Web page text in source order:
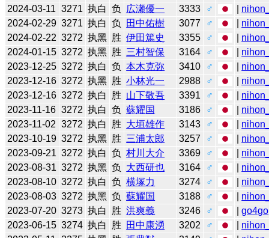
2024-03-11 3271 执白 负 広瀬優一 3333 ♂
2024-02-29 3271 执白 负 田中佑樹 3077 ♂
2024-02-22 3272 执黑 胜 伊田篤史 3355 ♂
2024-01-15 3272 执黑 胜 三村智保 3164 ♂
2023-12-25 3272 执白 负 本木克弥 3410 ♂
2023-12-16 3272 执黑 胜 小林光一 2988 ♂
2023-12-16 3272 执白 胜 山下敬吾 3391 ♂
2023-11-16 3272 执白 负 蘇耀国 3186 ♂
2023-11-02 3272 执白 胜 大垣雄作 3143 ♂
2023-10-19 3272 执黑 胜 三浦太郎 3257 ♂
2023-09-21 3272 执白 负 村川大介 3369 ♂
2023-08-31 3272 执黑 负 大西研也 3164 ♂
2023-08-10 3272 执白 负 横塚力 3274 ♂
2023-08-03 3272 执黑 负 蘇耀国 3188 ♂
2023-07-20 3273 执白 胜 洪爽義 3246 ♂ |go4go
2023-06-15 3274 执白 胜 田中康湧 3202 ♂